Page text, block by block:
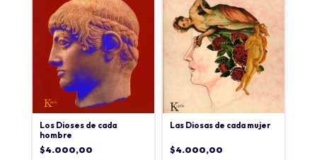
Los Dioses de cada
hombre
$4.000,00
Las Diosas de cada mujer
$4.000,00